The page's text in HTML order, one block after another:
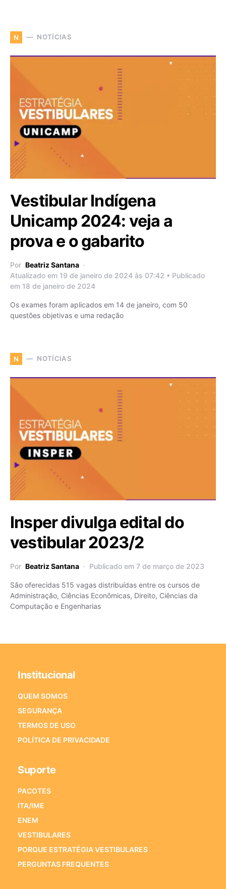
N NOTÍCIAS
Vestibular Indígena
Unicamp 2024: veja a
prova e o gabarito
Por Beatriz Santana
Atualizado em 19 de janeiro de 2024 às 07:42 • Publicado
em 18 de janeiro de 2024
Os exames foram aplicados em 14 de janeiro, com 50
questões objetivas e uma redação
N NOTÍCIAS
Insper divulga edital do
vestibular 2023/2
Por Beatriz Santana Publicado em 7 de março de 2023
São oferecidas 515 vagas distribuídas entre os cursos de
Administração, Ciências Econômicas, Direito, Ciências da
Computação e Engenharias
Institucional
QUEM SOMOS
SEGURANÇA
TERMOS DE USO
POLÍTICA DE PRIVACIDADE
Suporte
PACOTES
ITA/IME
ENEM
VESTIBULARES
PORQUE ESTRATÉGIA VESTIBULARES
PERGUNTAS FREQUENTES